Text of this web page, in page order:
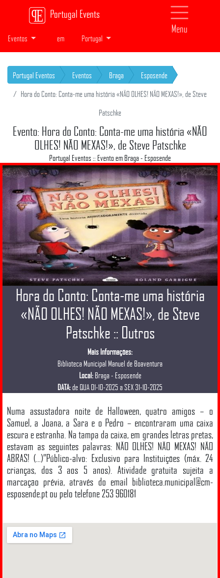
Portugal Events
Menu
Eventos em Portugal
Portugal Eventos Eventos Braga
Esposende
Hora do Conto: Conta-me uma história «NÃO OLHES! NÃO MEXAS!», de Steve
Patschke
Evento: Hora do Conto: Conta-me uma história «NÃO
OLHES! NÃO MEXAS!», de Steve Patschke
Portugal Eventos :: Evento em Braga - Esposende
Hora do Conto: Conta-me uma história
«NÃO OLHES! NÃO MEXAS!», de Steve
Patschke :: Outros
Mais Informações:
Biblioteca Municipal Manuel de Boaventura
Local:Braga - Esposende
DATA:de QUA 01-10-2025 a SEX 31-10-2025
Numa assustadora noite de Halloween, quatro amigos – o
Samuel, a Joana, a Sara e o Pedro – encontraram uma caixa
escura e estranha. Na tampa da caixa, em grandes letras pretas,
estavam as seguintes palavras: NÃO OLHES! NÃO MEXAS! NÃO
ABRAS! (…)”Público-alvo: Exclusivo para Instituições (máx. 24
crianças, dos 3 aos 5 anos). Atividade gratuita sujeita a
marcação prévia, através do email biblioteca.municipal@cm-
esposende.pt ou pelo telefone 253 960181